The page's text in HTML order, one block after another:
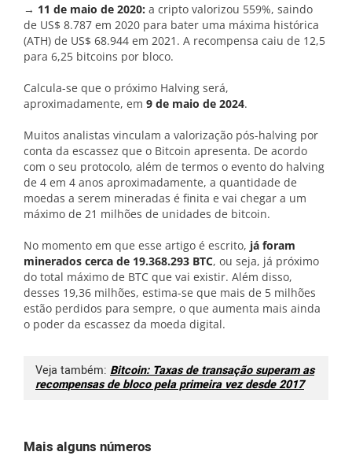
→ 11 de maio de 2020: a cripto valorizou 559%, saindo
de US$ 8.787 em 2020 para bater uma máxima histórica
(ATH) de US$ 68.944 em 2021. A recompensa caiu de 12,5
para 6,25 bitcoins por bloco.
Calcula-se que o próximo Halving será,
aproximadamente, em 9 de maio de 2024.
Muitos analistas vinculam a valorização pós-halving por
conta da escassez que o Bitcoin apresenta. De acordo
com o seu protocolo, além de termos o evento do halving
de 4 em 4 anos aproximadamente, a quantidade de
moedas a serem mineradas é finita e vai chegar a um
máximo de 21 milhões de unidades de bitcoin.
No momento em que esse artigo é escrito, já foram
minerados cerca de 19.368.293 BTC, ou seja, já próximo
do total máximo de BTC que vai existir. Além disso,
desses 19,36 milhões, estima-se que mais de 5 milhões
estão perdidos para sempre, o que aumenta mais ainda
o poder da escassez da moeda digital.
Veja também: Bitcoin: Taxas de transação superam as
recompensas de bloco pela primeira vez desde 2017
Mais alguns números